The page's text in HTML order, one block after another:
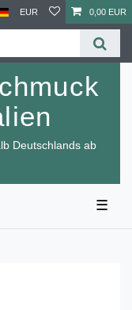
EUR 0,00 EUR
Deutschlands ab
☰